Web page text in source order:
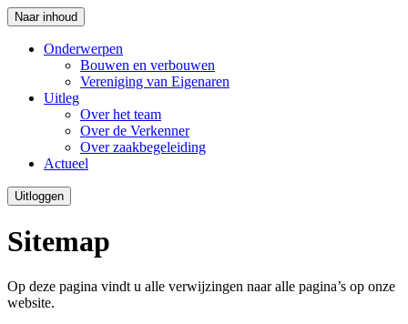
Naar inhoud
Onderwerpen
Bouwen en verbouwen
Vereniging van Eigenaren
Uitleg
Over het team
Over de Verkenner
Over zaakbegeleiding
Actueel
Uitloggen
Sitemap
Op deze pagina vindt u alle verwijzingen naar alle pagina’s op onze
website.